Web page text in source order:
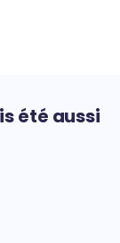
été aussi